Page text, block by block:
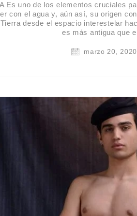
Es uno de los elementos cruciales
con el agua y, aún así, su origen
desde el espacio interestelar
es más antigua que
marzo 20, 2020